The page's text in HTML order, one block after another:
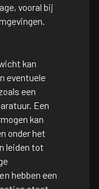
vooral bij
kan
eventuele
een
Een
kan
onder het
leiden tot
hebben een